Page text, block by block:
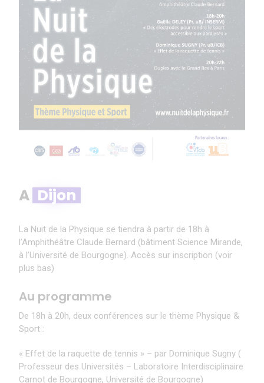
A Dijon
La Nuit de la Physique se tiendra à partir de 18h à
l’Amphithéâtre Claude Bernard (bâtiment Science Mirande,
à l’Université de Bourgogne). Accès sur inscription (voir
plus bas)
Au programme
De 18h à 20h, deux conférences sur le thème Physique &
Sport :
« Effet de la raquette de tennis » – par Dominique Sugny (
Professeur des Universités – Laboratoire Interdisciplinaire
Carnot de Bourgogne, Université de Bourgogne)